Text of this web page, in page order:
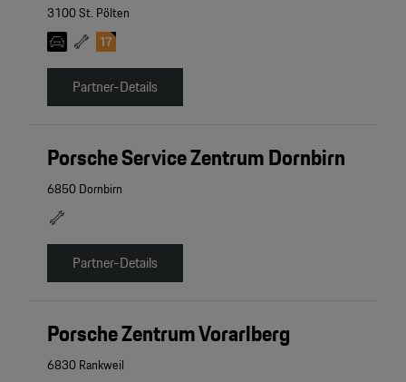
3100 St. Pölten
Partner-Details
Porsche Service Zentrum Dornbirn
6850 Dornbirn
Partner-Details
Porsche Zentrum Vorarlberg
6830 Rankweil